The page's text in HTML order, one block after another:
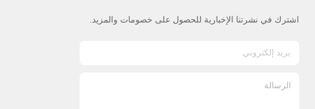
اشترك في نشرتنا الإخبارية للحصول على خصومات والمزيد.